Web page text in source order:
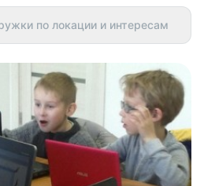
по локации и интересам